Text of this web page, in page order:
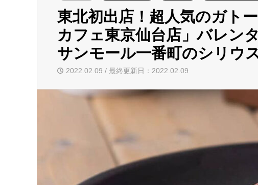
東北初出店！超人気のガト
カフェ東京仙台店」バレン
サンモール一番町のシリウ
2022.02.09 / 最終更新日：2022.02.09